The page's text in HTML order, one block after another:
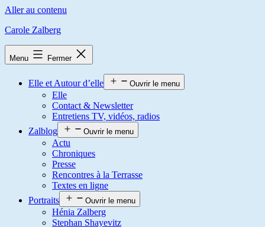
Aller au contenu
Carole Zalberg
Menu Fermer
Elle et Autour d’elle Ouvrir le menu
Elle
Contact & Newsletter
Entretiens TV, vidéos, radios
Zalblog
Ouvrir le menu
Actu
Chroniques
Presse
Rencontres à la Terrasse
Textes en ligne
Portraits
Ouvrir le menu
Hénia Zalberg
Stephan Shayevitz